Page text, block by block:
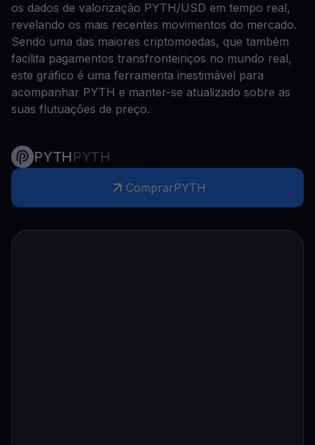
os dados de valorização PYTH/USD em tempo real,
revelando os mais recentes movimentos do mercado.
Sendo uma das maiores criptomoedas, que também
facilita pagamentos transfronteiriços no mundo real,
este gráfico é uma ferramenta inestimável para
acompanhar PYTH e manter-se atualizado sobre as
suas flutuações de preço.
PYTHPYTH
ComprarPYTH